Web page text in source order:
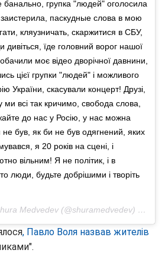
банально, групка "людей" оголосила
паскудные слова в мою
кляузничать, скаржитися в СБУ,
дивіться, їде головний ворог нашої
моє відео дворічної давнини,
цієї групки "людей" і можливого
України, скасували концерт! Друзі,
всі так кричимо, свобода слова,
до нас у Росію, у нас можна
не був, як би не був одягнений, яких
я 20 років на сцені, і
вільним! Я не політик, і в
люди, будьте добрішими і творіть
Фото опубліковано Shura Medvedev (@shuramedvedev)
Лис 8
, Павло Воля назвав жителів